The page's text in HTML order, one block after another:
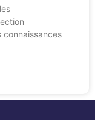
connaissances